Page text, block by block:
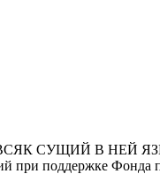
«ВСЯК СУЩИЙ В НЕЙ
поддержке Фонда